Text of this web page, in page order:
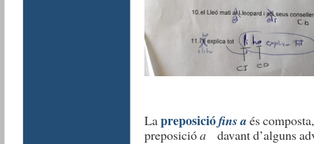
Lapreposiciófins a és
preposicióadavant d’alguns